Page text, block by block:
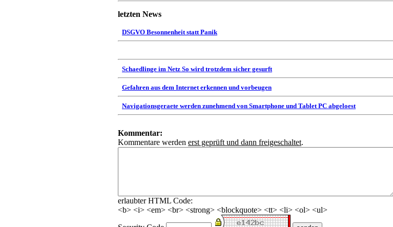
letzten News
DSGVO Besonnenheit statt Panik
Schaedlinge im Netz So wird trotzdem sicher gesurft
Gefahren aus dem Internet erkennen und vorbeugen
Navigationsgeraete werden zunehmend von Smartphone und Tablet PC abgeloest
Kommentar:
Kommentare werden erst geprüft und dann freigeschaltet.
erlaubter HTML Code:
<b> <i> <em> <br> <strong> <blockquote> <tt> <li> <ol> <ul>